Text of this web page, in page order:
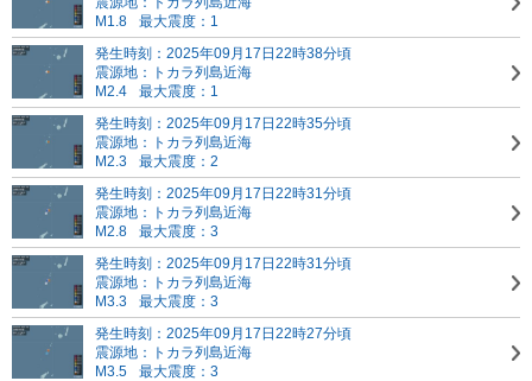
M1.8
最大震度：1
発生時刻：2025年09月17日22時38分頃
震源地：トカラ列島近海
M2.4
最大震度：1
発生時刻：2025年09月17日22時35分頃
震源地：トカラ列島近海
M2.3
最大震度：2
発生時刻：2025年09月17日22時31分頃
震源地：トカラ列島近海
M2.8
最大震度：3
発生時刻：2025年09月17日22時31分頃
震源地：トカラ列島近海
M3.3
最大震度：3
発生時刻：2025年09月17日22時27分頃
震源地：トカラ列島近海
M3.5
最大震度：3